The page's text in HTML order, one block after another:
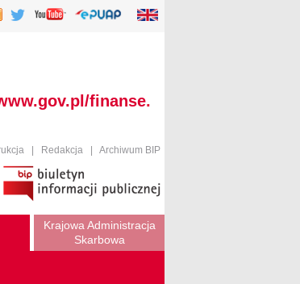
finanse.
Redakcja Archiwum BIP
Krajowa Administracja
Skarbowa